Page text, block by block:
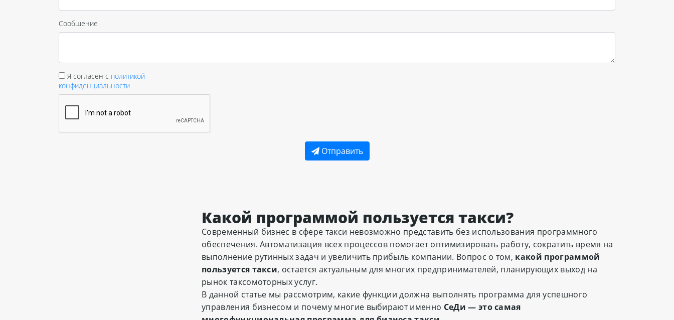
Сообщение
Я согласен с политикой
конфиденциальности
Отправить
Какой программой пользуется такси?
Современный бизнес в сфере такси невозможно представить без использования программного
обеспечения. Автоматизация всех процессов помогает оптимизировать работу, сократить время на
выполнение рутинных задач и увеличить прибыль компании. Вопрос о том, какой программой
пользуется такси, остается актуальным для многих предпринимателей, планирующих выход на
рынок таксомоторных услуг.
В данной статье мы рассмотрим, какие функции должна выполнять программа для успешного
управления бизнесом и почему многие выбирают именно СеДи — это самая